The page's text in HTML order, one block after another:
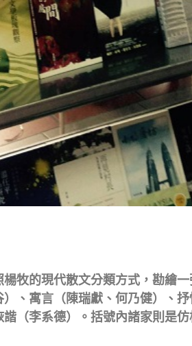
牧的現代散文分類方式，勘繪
、寓言（陳瑞獻、何乃健）、
（李系德）。括號內諸家則是